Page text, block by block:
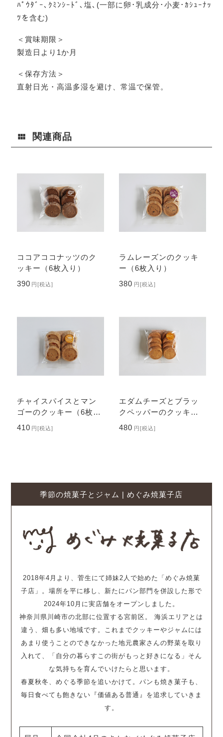
ﾊﾟｳﾀﾞｰ､ｸﾐﾝｼｰﾄﾞ､塩､(一部に卵･乳成分･小麦･ｶｼｭｰﾅｯ
ﾂを含む)
＜賞味期限＞
製造日より1か月
＜保存方法＞
直射日光・高温多湿を避け、常温で保管。
関連商品
ココアココナッツのク
ッキー（6枚入り）
390 円 [税込]
ラムレーズンのクッキ
ー（6枚入り）
380 円 [税込]
チャイスパイスとマン
ゴーのクッキー（6枚入
り）
410 円[税込]
エダムチーズとブラッ
クペッパーのクッキー
（8枚入り）
480 円[税込]
季節の焼菓子とジャム | めぐみ焼菓子店
2018年4月より、菅生にて姉妹2人で始めた「めぐみ焼菓
子店」。場所を平に移し、新たにパン部門を併設した形で
2024年10月に実店舗をオープンしました。
神奈川県川崎市の北部に位置する宮前区。 海浜エリアとは
違う、畑も多い地域です。これまでクッキーやジャムには
あまり使うことのできなかった地元農家さんの野菜を取り
入れて、「自分の暮らすこの街がもっと好きになる」そん
な気持ちを育んでいけたらと思います。
春夏秋冬、めぐる季節を追いかけて。パンも焼き菓子も、
毎日食べても飽きない『価値ある普通』を追求していきま
す。